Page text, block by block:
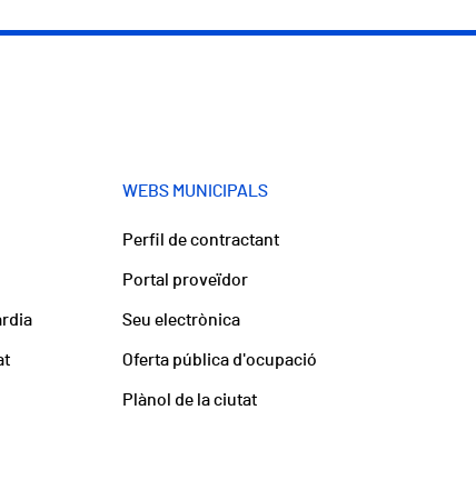
WEBS MUNICIPALS
Perfil de contractant
Portal proveïdor
Seu electrònica
Oferta pública d'ocupació
Plànol de la ciutat